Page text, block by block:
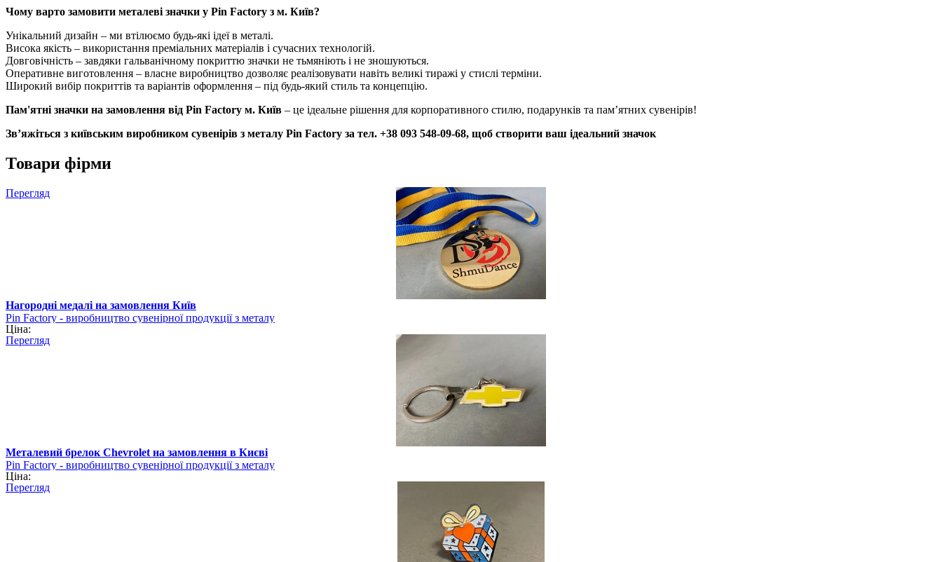
Чому варто замовити металеві значки у Pin Factory з м. Київ?
Унікальний дизайн – ми втілюємо будь-які ідеї в металі.
Висока якість – використання преміальних матеріалів і сучасних технологій.
Довговічність – завдяки гальванічному покриттю значки не тьмяніють і не зношуються.
Оперативне виготовлення – власне виробництво дозволяє реалізовувати навіть великі тиражі у стислі терміни.
Широкий вибір покриттів та варіантів оформлення – під будь-який стиль та концепцію.
Пам'ятні значки на замовлення від Pin Factory м. Київ – це ідеальне рішення для корпоративного стилю, подарунків та пам’ятних сувенірів!
Зв’яжіться з київським виробником сувенірів з металу Pin Factory за тел. +38 093 548-09-68, щоб створити ваш ідеальний значок
Товари фірми
Перегляд
Нагородні медалі на замовлення Київ
Pin Factory - виробництво сувенірної продукції з металу
Ціна:
Перегляд
Металевий брелок Chevrolet на замовлення в Києві
Pin Factory - виробництво сувенірної продукції з металу
Ціна:
Перегляд